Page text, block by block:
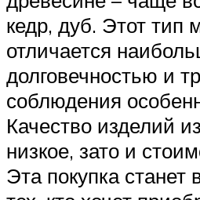
кедр, дуб. Этот тип
отличается
долговечностью и
соблюдения
Качество изделий
низкое, зато и
Эта покупка станет